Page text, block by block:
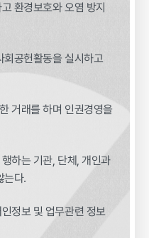
환경보호와 오염 방지
회공헌활동을 실시하고
거래를 하며 인권경영을
하는 기관, 단체, 개인과
는다.
정보 및 업무관련 정보